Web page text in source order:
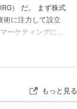
） だ。 まず株式
術に注力して設立
ーケティングに適
もっと見る